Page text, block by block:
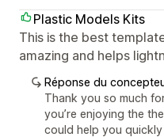
Plastic Models Kits
This is the best
amazing and helps
Réponse du
Thank you so much
you’re enjoying the
could help you